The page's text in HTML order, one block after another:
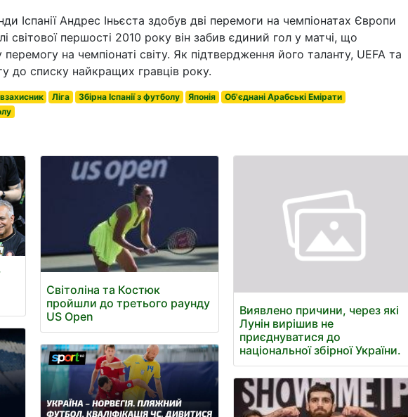
Іспанії Андрес Іньєста здобув дві перемоги на чемпіонатах Європи
світової першості 2010 року він забив єдиний гол у матчі, що
перемогу на чемпіонаті світу. Як підтвердження його таланту, UEFA та
до списку найкращих гравців року.
Ліга Збірна Іспанії з футболу Японія
Об'єднані Арабські Емірати
Світоліна та Костюк
пройшли до третього раунду
US Open
Виявлено причини, через які
Лунін вирішив не
приєднуватися до
національної збірної України.